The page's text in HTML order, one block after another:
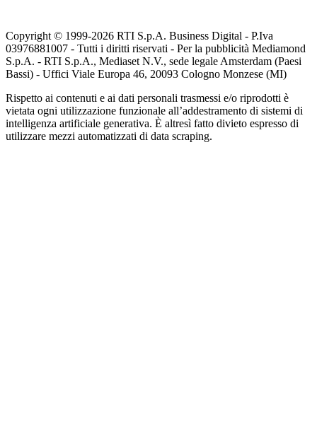
Copyright © 1999-2026 RTI S.p.A. Business Digital - P.Iva
03976881007 - Tutti i diritti riservati - Per la pubblicità Mediamond
S.p.A. - RTI S.p.A., Mediaset N.V., sede legale Amsterdam (Paesi
Bassi) - Uffici Viale Europa 46, 20093 Cologno Monzese (MI)
Rispetto ai contenuti e ai dati personali trasmessi e/o riprodotti è
vietata ogni utilizzazione funzionale all’addestramento di sistemi di
intelligenza artificiale generativa. È altresì fatto divieto espresso di
utilizzare mezzi automatizzati di data scraping.